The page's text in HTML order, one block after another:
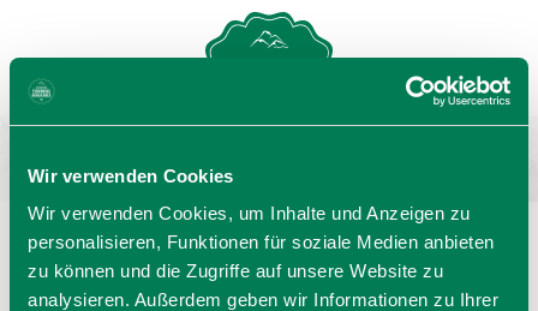
Wir verwenden Cookies
Wir verwenden Cookies, um Inhalte und Anzeigen zu
personalisieren, Funktionen für soziale Medien anbieten
zu können und die Zugriffe auf unsere Website zu
analysieren. Außerdem geben wir Informationen zu Ihrer
Sprache wählen: DE EN IT
GASTGEBERSUCHE